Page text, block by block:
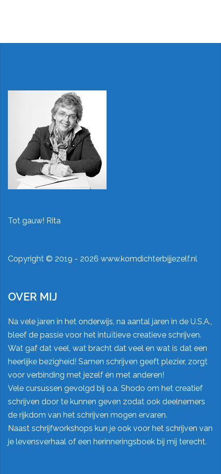
Tot gauw! Rita
Copyright © 2019 - 2026 www.komdichterbijjezelf.nl
OVER MIJ
Na vele jaren in het onderwijs, na aantal jaren in de U.S.A.,
bleef de passie voor het intuïtieve creatieve schrijven.
Wat gaf dat veel, wat bracht dat veel en wat is dat een
heerlijke bezigheid! Samen schrijven geeft plezier, zorgt
voor verbinding met jezelf én met anderen!
Vele cursussen gevolgd bij o.a. Shodo om het creatief
schrijven door te kunnen geven zodat ook deelnemers
de rijkdom van het schrijven mogen ervaren.
Naast schrijfworkshops kun je ook voor het schrijven van
je levensverhaal of een herinneringsboek bij mij terecht.